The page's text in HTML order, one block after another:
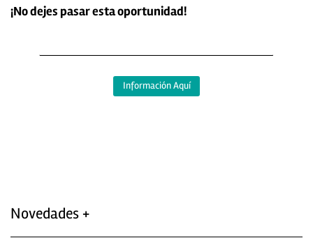
¡No dejes pasar esta oportunidad!
Información Aquí
Novedades +